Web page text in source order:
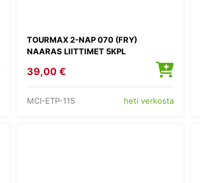
TOURMAX 2-NAP 070 (FRY)
NAARAS LIITTIMET 5KPL
39,00 €
MCI-ETP-115 heti verkosta